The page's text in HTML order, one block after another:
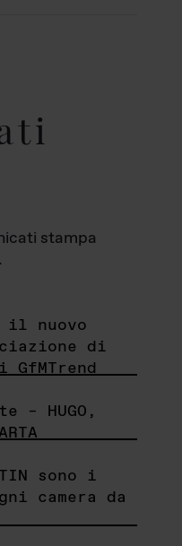
stampa
il nuovo
di
– HUGO,
sono i
camera da